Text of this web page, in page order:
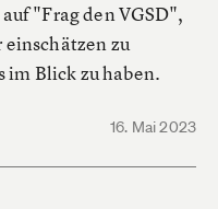
"Frag den VGSD",
einschätzen zu
im Blick zu haben.
16. Mai 2023